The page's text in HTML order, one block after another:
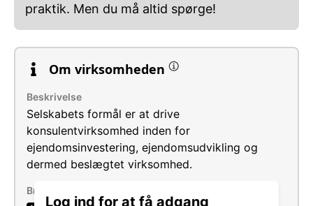
Log ind for at få adgang
praktik. Men du må altid spørge!
Om virksomheden
Beskrivelse
Selskabets formål er at drive
konsulentvirksomhed inden for
ejendomsinvestering, ejendomsudvikling og
dermed beslægtet virksomhed.
Brancher